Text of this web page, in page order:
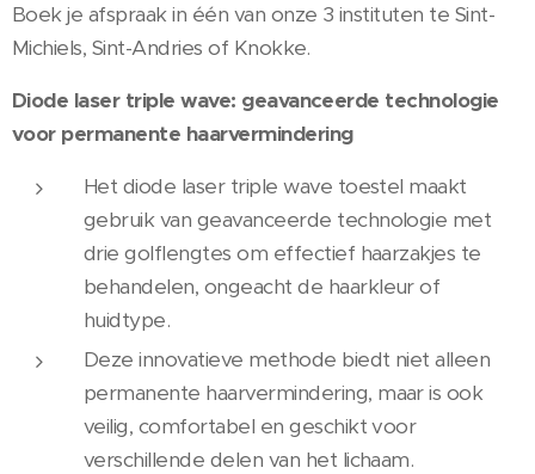
Boek je afspraak in één van onze 3 instituten te Sint-
Michiels, Sint-Andries of Knokke.
Diode laser triple wave: geavanceerde technologie
voor permanente haarvermindering
Het diode laser triple wave toestel maakt
gebruik van geavanceerde technologie met
drie golflengtes om effectief haarzakjes te
behandelen, ongeacht de haarkleur of
huidtype.
Deze innovatieve methode biedt niet alleen
permanente haarvermindering, maar is ook
veilig, comfortabel en geschikt voor
verschillende delen van het lichaam.